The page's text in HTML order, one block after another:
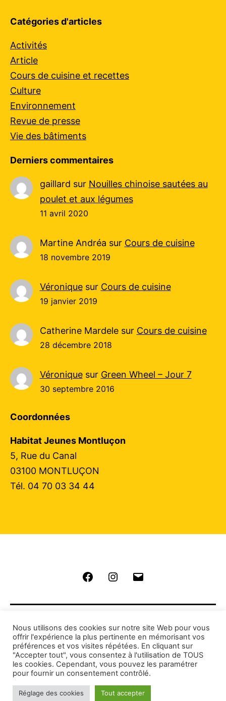
Catégories d'articles
Activités
Article
Cours de cuisine et recettes
Culture
Environnement
Revue de presse
Vie des bâtiments
Derniers commentaires
gaillard sur Nouilles chinoise sautées au
poulet et aux légumes
11 avril 2020
Martine Andréa sur Cours de cuisine
18 novembre 2019
Véroniquesur Cours de cuisine
19 janvier 2019
Catherine Mardelesur Cours de cuisine
28 décembre 2018
Véroniquesur Green Wheel – Jour 7
30 septembre 2016
Coordonnées
Habitat Jeunes Montluçon
5, Rue du Canal
03100 MONTLUÇON
Tél. 04 70 03 34 44
FacebookInstagram
Copyright © 2026 Habitat Jeunes Montluçon.
Tous droits réservés. CréationSouris Kiclic
Nous utilisons des cookies sur notre site Web pour vous
offrir l'expérience la plus pertinente en mémorisant vos
préférences et vos visites répétées. En cliquant sur
"Accepter tout", vous consentez à l'utilisation de TOUS
les cookies. Cependant, vous pouvez les paramétrer
pour fournir un consentement contrôlé.
Réglage des cookies Tout accepter